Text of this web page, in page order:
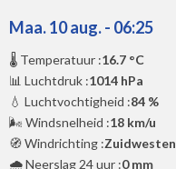
Maa. 10 aug. - 06:25
🌡️ Temperatuur :16.7 °C
📊 Luchtdruk :1014 hPa
💧 Luchtvochtigheid :84 %
🌬️ Windsnelheid :18 km/u
🧭 Windrichting :Zuidwesten
🌧️ Neerslag 24 uur :0 mm